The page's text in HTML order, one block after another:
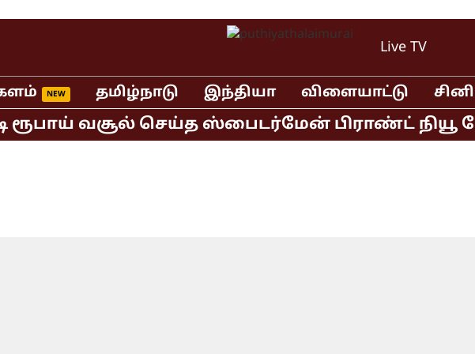
Live TV
தமிழ்நாடு இந்தியா விளையாட்டு
வசூல் செய்த ஸ்பைடர்மேன் பிராண்ட் நியூ டே